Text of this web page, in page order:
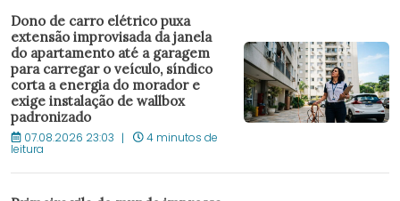
Dono de carro elétrico puxa
extensão improvisada da janela
do apartamento até a garagem
para carregar o veículo, síndico
corta a energia do morador e
exige instalação de wallbox
padronizado
07.08.2026 23:03 4 minutos de
leitura